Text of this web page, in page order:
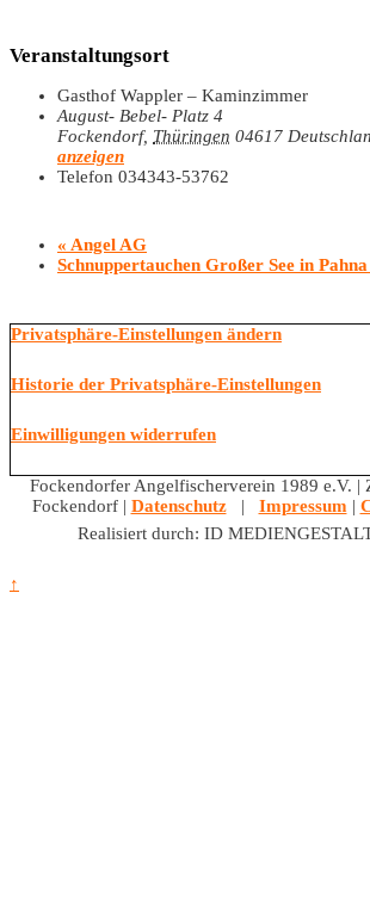
Veranstaltungsort
Gasthof Wappler – Kaminzimmer
August- Bebel- Platz 4
Fockendorf, Thüringen 04617
anzeigen
Telefon 034343-53762
« Angel AG
Schnuppertauchen Großer See in Pahna
Privatsphäre-Einstellungen ändern
Historie der Privatsphäre-Einstellungen
Einwilligungen widerrufen
Fockendorfer Angelfischerverein 1989 e.V. |
Fockendorf | Datenschutz| Impressum |
Realisiert durch: ID
↑